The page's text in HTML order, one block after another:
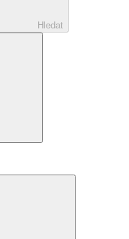
Hledat